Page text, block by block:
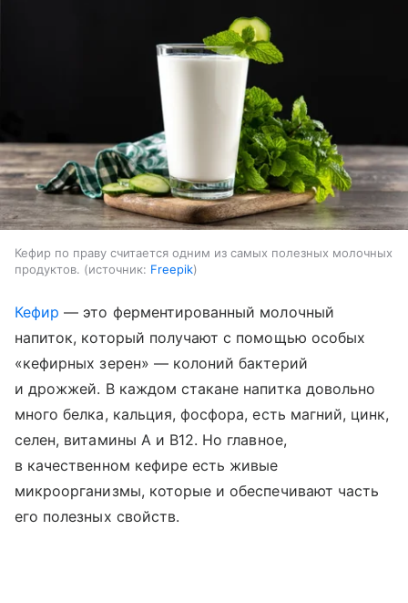
Кефир по праву считается одним из самых полезных молочных
продуктов.
источник: Freepik
Кефир — это ферментированный молочный
напиток, который получают с помощью особых
«кефирных зерен» — колоний бактерий
и дрожжей. В каждом стакане напитка довольно
много белка, кальция, фосфора, есть магний, цинк,
селен, витамины A и B12. Но главное,
в качественном кефире есть живые
микроорганизмы, которые и обеспечивают часть
его полезных свойств.